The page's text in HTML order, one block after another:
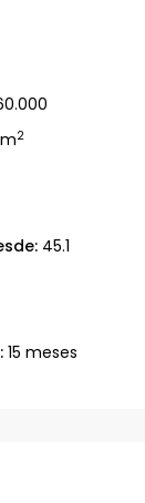
2
45.1
15 meses